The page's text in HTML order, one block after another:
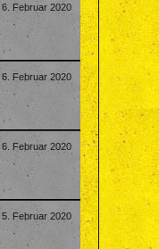
6. Februar 2020
6. Februar 2020
6. Februar 2020
5. Februar 2020